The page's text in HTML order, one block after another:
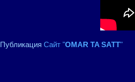
Публикация Сайт "OMAR TA SATT"